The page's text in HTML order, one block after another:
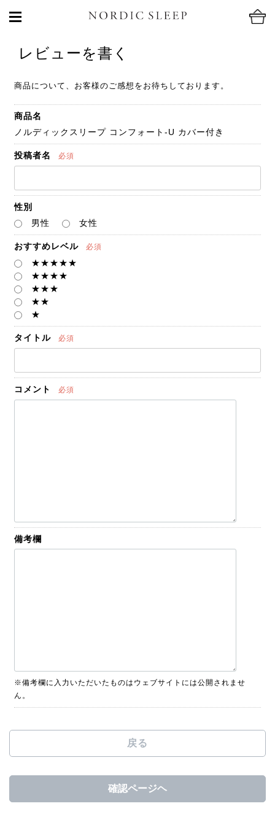
レビューを書く
商品について、お客様のご感想をお待ちしております。
商品名
ノルディックスリープ コンフォート-U カバー付き
投稿者名 必須
性別
男性
女性
おすすめレベル 必須
★★★★★
★★★★
★★★
★★
★
タイトル 必須
コメント 必須
備考欄
※備考欄に入力いただいたものはウェブサイトには公開されませ
ん。
戻る
確認ページヘ